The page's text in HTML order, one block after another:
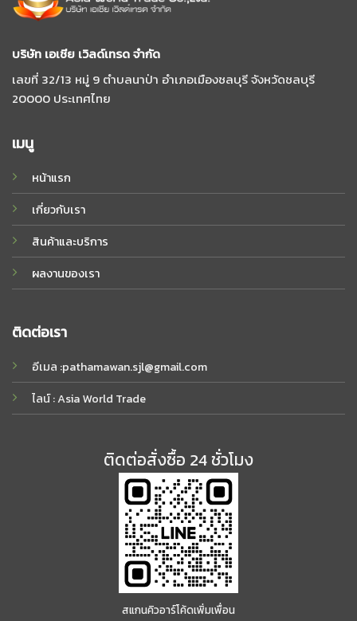
บริษัท เอเชีย เวิลด์เทรด จํากัด
เลขที่ 32/13 หมู่ 9 ตําบลนาป่า อําเภอเมืองชลบุรี จังหวัดชลบุรี
20000 ประเทศไทย
เมนู
หน้าแรก
เกี่ยวกับเรา
สินค้าและบริการ
ผลงานของเรา
ติดต่อเรา
อีเมล :pathamawan.sjl@gmail.com
ไลน์ : Asia World Trade
ติดต่อสั่งซื้อ 24 ชั่วโมง
สแกนคิวอาร์โค้ดเพิ่มเพื่อน